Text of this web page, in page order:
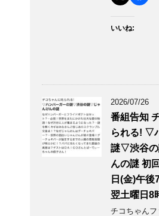
いいね:
2026/07/26
番組告知
られる! ▽
謎▽渋谷
んの謎 初
日(金)午後
翌土曜日8
チコちゃんフ